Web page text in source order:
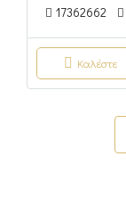
17362662
Καλέστε